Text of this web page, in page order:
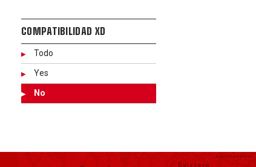
COMPATIBILIDAD XD
Todo
Yes
No